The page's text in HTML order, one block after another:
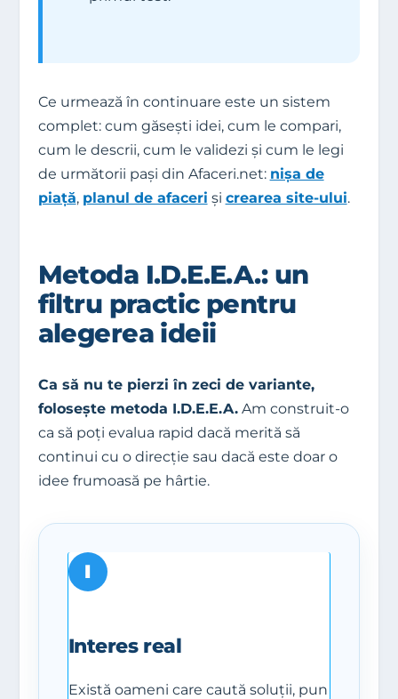
Ce urmează în continuare este un sistem
complet: cum găsești idei, cum le compari,
cum le descrii, cum le validezi și cum le legi
de următorii pași din Afaceri.net: nișa de
piață, planul de afaceri și crearea site-ului.
Metoda I.D.E.E.A.: un
filtru practic pentru
alegerea ideii
Ca să nu te pierzi în zeci de variante,
folosește metoda I.D.E.E.A.Am construit-o
ca să poți evalua rapid dacă merită să
continui cu o direcție sau dacă este doar o
idee frumoasă pe hârtie.
I
Interes real
Există oameni care caută soluții, pun